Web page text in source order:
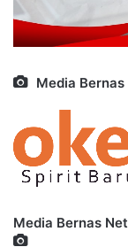
Media
Media Bernas